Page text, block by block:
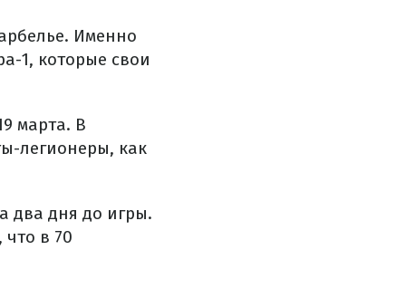
Именно
1, которые свои
марта. В
легионеры, как
два дня до игры.
в 70